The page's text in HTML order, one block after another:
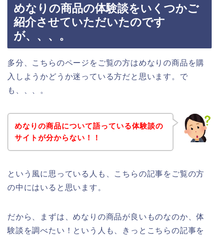
めなりの商品の体験談をいくつかご
紹介させていただいたのです
が、、、。
多分、こちらのページをご覧の方はめなりの商品を購
入しようかどうか迷っている方だと思います。で
も、、、。
めなりの商品について語っている体験談の
サイトが分からない！！
という風に思っている人も、こちらの記事をご覧の方
の中にはいると思います。
だから、まずは、めなりの商品が良いものなのか、体
験談を調べたい！という人も、きっとこちらの記事を